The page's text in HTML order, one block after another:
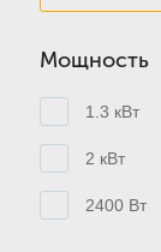
Мощность
1.3 кВт
2 кВт
2400 Вт